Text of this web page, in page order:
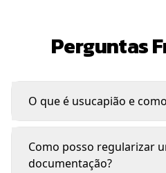
Perguntas
O que é usucapião e
Como posso regularizar
documentação?